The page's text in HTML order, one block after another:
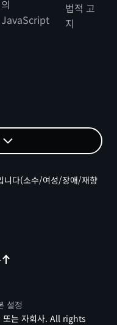
의
JavaScript
법적 고
지
니다(소수/여성/장애/재향
설정
는 자회사. All rights